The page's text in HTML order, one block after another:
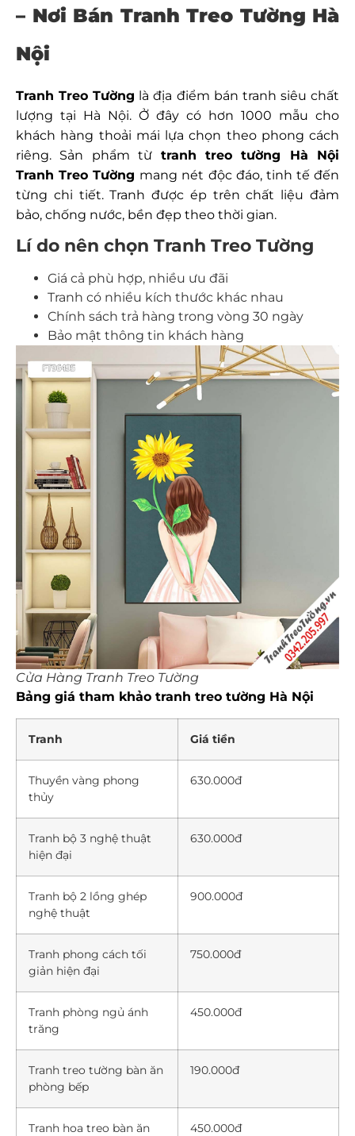
– Nơi Bán Tranh Treo Tường Hà
Nội
Tranh Treo Tường là địa điểm bán tranh siêu chất
lượng tại Hà Nội. Ở đây có hơn 1000 mẫu cho
khách hàng thoải mái lựa chọn theo phong cách
riêng. Sản phẩm từ tranh treo tường Hà Nội
Tranh Treo Tường mang nét độc đáo, tinh tế đến
từng chi tiết. Tranh được ép trên chất liệu đảm
bảo, chống nước, bền đẹp theo thời gian.
Lí do nên chọn Tranh Treo Tường
Giá cả phù hợp, nhiều ưu đãi
Tranh có nhiều kích thước khác nhau
Chính sách trả hàng trong vòng 30 ngày
Bảo mật thông tin khách hàng
Cửa Hàng Tranh Treo Tường
Bảng giá tham khảo tranh treo tường Hà Nội
Tranh Giá tiền
Thuyền vàng phong
thủy
630.000đ
Tranh bộ 3 nghệ thuật
hiện đại
630.000đ
Tranh bộ 2 lồng ghép
nghệ thuật
900.000đ
Tranh phong cách tối
giản hiện đại
750.000đ
Tranh phòng ngủ ánh
trăng
450.000đ
Tranh treo tường bàn ăn
phòng bếp
190.000đ
Tranh hoa treo bàn ăn
450.000đ